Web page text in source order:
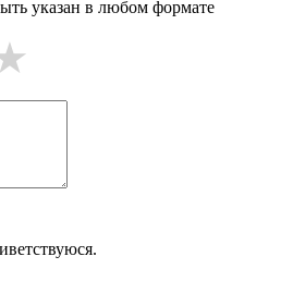
указан в любом формате